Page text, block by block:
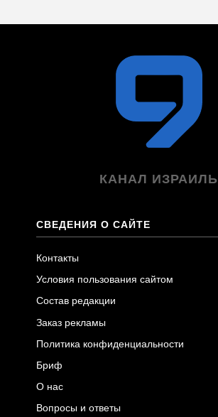
КАНАЛ ИЗРАИЛЬ
СВЕДЕНИЯ О САЙТЕ
Контакты
Условия пользования сайтом
Состав редакции
Заказ рекламы
Политика конфиденциальности
Бриф
О нас
Вопросы и ответы